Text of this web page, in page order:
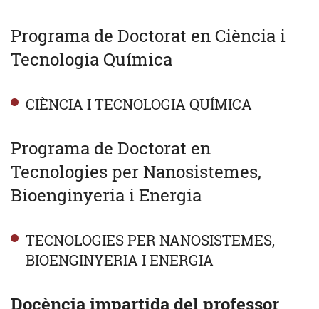
Programa de Doctorat en Ciència i
Tecnologia Química
CIÈNCIA I TECNOLOGIA QUÍMICA
Programa de Doctorat en
Tecnologies per Nanosistemes,
Bioenginyeria i Energia
TECNOLOGIES PER NANOSISTEMES,
BIOENGINYERIA I ENERGIA
Docència impartida del professor